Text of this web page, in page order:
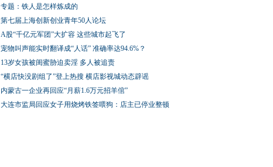
专题：铁人是怎样炼成的
第七届上海创新创业青年50人论坛
A股“千亿元军团”大扩容 这些城市起飞了
宠物叫声能实时翻译成“人话” 准确率达94.6%？
13岁女孩被闺蜜胁迫卖淫 多人被追责
“横店快没剧组了”登上热搜 横店影视城动态辟谣
内蒙古一企业再回应“月薪1.6万元招羊倌”
大连市监局回应女子用烧烤铁签喂狗：店主已停业整顿